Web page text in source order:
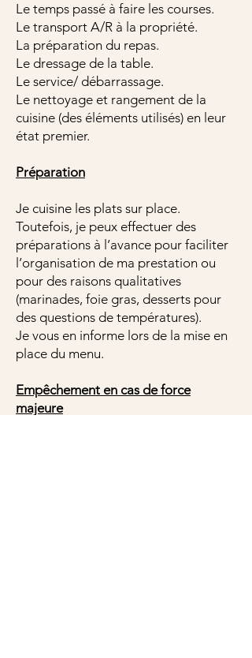
Le temps passé à faire les courses.
Le transport A/R à la propriété.
La préparation du repas.
Le dressage de la table.
Le service/ débarrassage.
Le nettoyage et rangement de la
cuisine (des éléments utilisés) en leur
état premier.
Préparation
Je cuisine les plats sur place.
Toutefois, je peux effectuer des
préparations à l’avance pour faciliter
l’organisation de ma prestation ou
pour des raisons qualitatives
(marinades, foie gras, desserts pour
des questions de températures).
Je vous en informe lors de la mise en
place du menu.
Empêchement en cas de force
majeure